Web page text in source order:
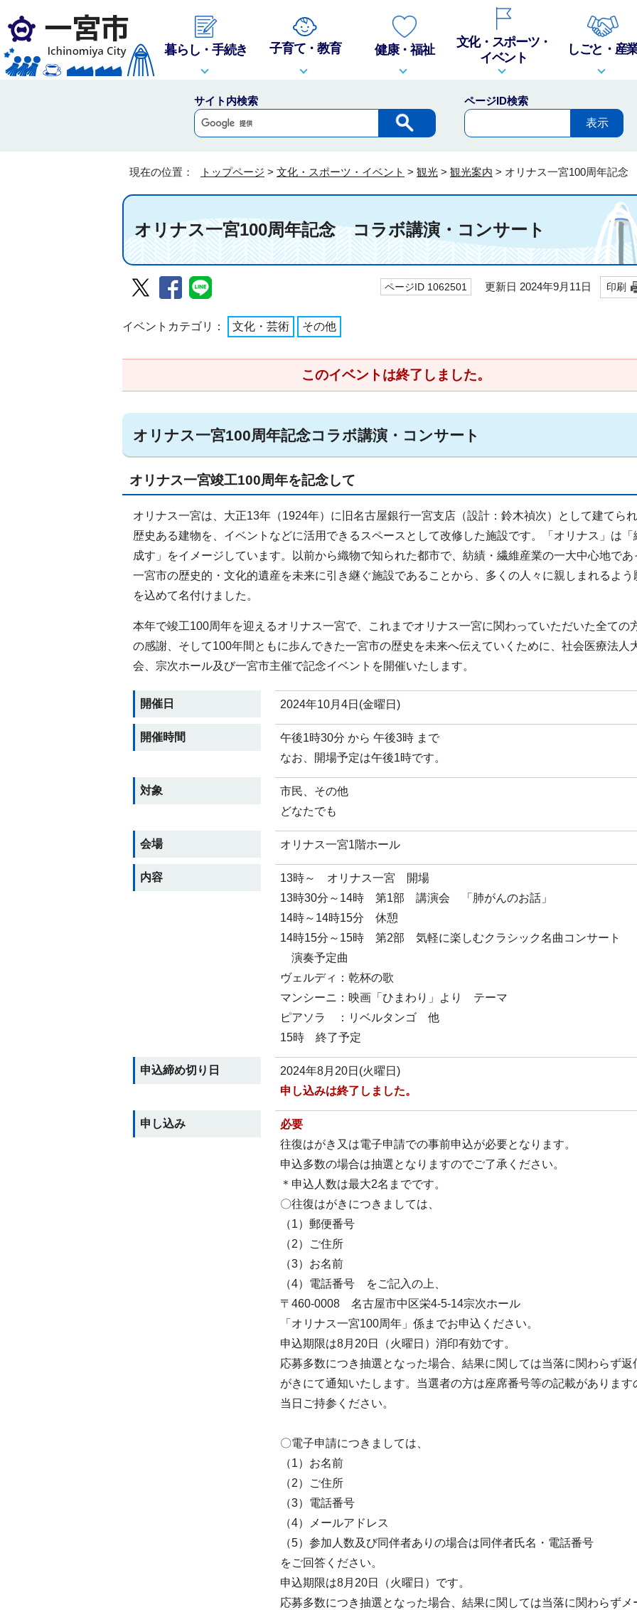
暮らし・手続き 子育て・教育 健康・福祉
文化・スポーツ・
イベント
しごと・産
サイト内検索 ページID検索
現在の位置： トップページ > 文化・スポーツ・イベント > 観光 > 観光案内 > オリナス一宮100周年記
オリナス一宮100周年記念 コラボ講演・コンサート
ページID 1062501 更新日 2024年9月11日 印刷
イベントカテゴリ： 文化・芸術 その他
このイベントは終了しました。
オリナス一宮100周年記念コラボ講演・コンサート
オリナス一宮竣工100周年を記念して
オリナス一宮は、大正13年（1924年）に旧名古屋銀行一宮支店（設計：鈴木禎次）として建てら
歴史ある建物を、イベントなどに活用できるスペースとして改修した施設です。「オリナス」は「
成す」をイメージしています。以前から織物で知られた都市で、紡績・繊維産業の一大中心地であ
一宮市の歴史的・文化的遺産を未来に引き継ぐ施設であることから、多くの人々に親しまれるよう
を込めて名付けました。
本年で竣工100周年を迎えるオリナス一宮で、これまでオリナス一宮に関わっていただいた全ての
の感謝、そして100年間ともに歩んできた一宮市の歴史を未来へ伝えていくために、社会医療法人
会、宗次ホール及び一宮市主催で記念イベントを開催いたします。
開催日 2024年10月4日(金曜日)
開催時間
午後1時30分 から 午後3時 まで
なお、開場予定は午後1時です。
対象
市民、その他
どなたでも
会場 オリナス一宮1階ホール
内容
13時～ オリナス一宮 開場
13時30分～14時 第1部 講演会 「肺がんのお話」
14時～14時15分 休憩
14時15分～15時 第2部 気軽に楽しむクラシック名曲コンサート
演奏予定曲
ヴェルディ：乾杯の歌
マンシーニ：映画「ひまわり」より テーマ
ピアソラ ：リベルタンゴ 他
15時 終了予定
申込締め切り日
2024年8月20日(火曜日)
申し込みは終了しました。
申し込み
必要
往復はがき又は電子申請での事前申込が必要となります。
申込多数の場合は抽選となりますのでご了承ください。
＊申込人数は最大2名までです。
〇往復はがきにつきましては、
（1）郵便番号
（2）ご住所
（3）お名前
（4）電話番号 をご記入の上、
〒460-0008 名古屋市中区栄4-5-14宗次ホール
「オリナス一宮100周年」係までお申込ください。
申込期限は8月20日（火曜日）消印有効です。
応募多数につき抽選となった場合、結果に関しては当落に関わらず返
がきにて通知いたします。当選者の方は座席番号等の記載があります
当日ご持参ください。
〇電子申請につきましては、
（1）お名前
（2）ご住所
（3）電話番号
（4）メールアドレス
（5）参加人数及び同伴者ありの場合は同伴者氏名・電話番号
をご回答ください。
申込期限は8月20日（火曜日）です。
応募多数につき抽選となった場合、結果に関しては当落に関わらずメ